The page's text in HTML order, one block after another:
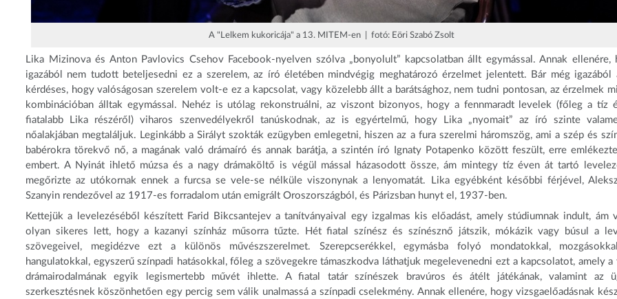
A "Lelkem kukoricája" a 13. MITEM-en | fotó: Eöri Szabó Zsolt
Lika Mizinova és Anton Pavlovics Csehov Facebook-nyelven szólva „bonyolult” kapcsolatban állt egymással. Annak ellenére,
igazából nem tudott beteljesedni ez a szerelem, az író életében mindvégig meghatározó érzelmet jelentett. Bár még igazából
kérdéses, hogy valóságosan szerelem volt-e ez a kapcsolat, vagy közelebb állt a barátsághoz, nem tudni pontosan, az érzelmek
kombinációban álltak egymással. Nehéz is utólag rekonstruálni, az viszont bizonyos, hogy a fennmaradt levelek (főleg a tíz
fiatalabb Lika részéről) viharos szenvedélyekről tanúskodnak, az is egyértelmű, hogy Lika „nyomait” az író szinte
nőalakjában megtaláljuk. Leginkább a Sirályt szokták ezügyben emlegetni, hiszen az a fura szerelmi háromszög, ami a szép és
babérokra törekvő nő, a magának való drámaíró és annak barátja, a szintén író Ignaty Potapenko között feszült, erre
embert. A Nyinát ihlető múzsa és a nagy drámaköltő is végül mással házasodott össze, ám mintegy tíz éven át tartó
megőrizte az utókornak ennek a furcsa se vele-se nélküle viszonynak a lenyomatát. Lika egyébként későbbi férjével,
Szanyin rendezővel az 1917-es forradalom után emigrált Oroszországból, és Párizsban hunyt el, 1937-ben.
Kettejük a levelezéséből készített Farid Bikcsantejev a tanítványaival egy izgalmas kis előadást, amely stúdiumnak indult, ám
olyan sikeres lett, hogy a kazanyi színház műsorra tűzte. Hét fiatal színész és színésznő játszik, mókázik vagy búsul a
szövegeivel, megidézve ezt a különös művészszerelmet. Szerepcserékkel, egymásba folyó mondatokkal,
hangulatokkal, egyszerű színpadi hatásokkal, főleg a szövegekre támaszkodva láthatjuk megelevenedni ezt a kapcsolatot, amely a
drámairodalmának egyik legismertebb művét ihlette. A fiatal tatár színészek bravúros és átélt játékának, valamint az
szerkesztésnek köszönhetően egy percig sem válik unalmassá a színpadi cselekmény. Annak ellenére, hogy vizsgaelőadásnak